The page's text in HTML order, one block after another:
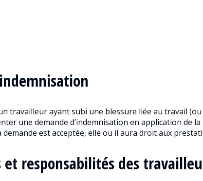
travailleur ayant subi une blessure liée au travail
une demande d’indemnisation en application de la
demande est acceptée, elle ou il aura droit aux
et responsabilités des